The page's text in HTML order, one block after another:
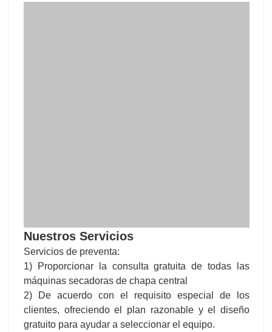
Nuestros Servicios
Servicios de preventa:
1) Proporcionar la consulta gratuita de todas las
máquinas secadoras de chapa central
2) De acuerdo con el requisito especial de los
clientes, ofreciendo el plan razonable y el diseño
gratuito para ayudar a seleccionar el equipo.